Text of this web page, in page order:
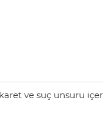
ve suç unsuru